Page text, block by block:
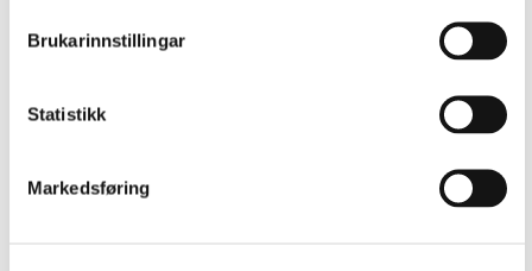
Brukarinnstillingar
Statistikk
Markedsføring
Leiing, samarbeid og utviklingsarbeid
Semester: 5 15 sp
Barnehagelærar, Sogndal